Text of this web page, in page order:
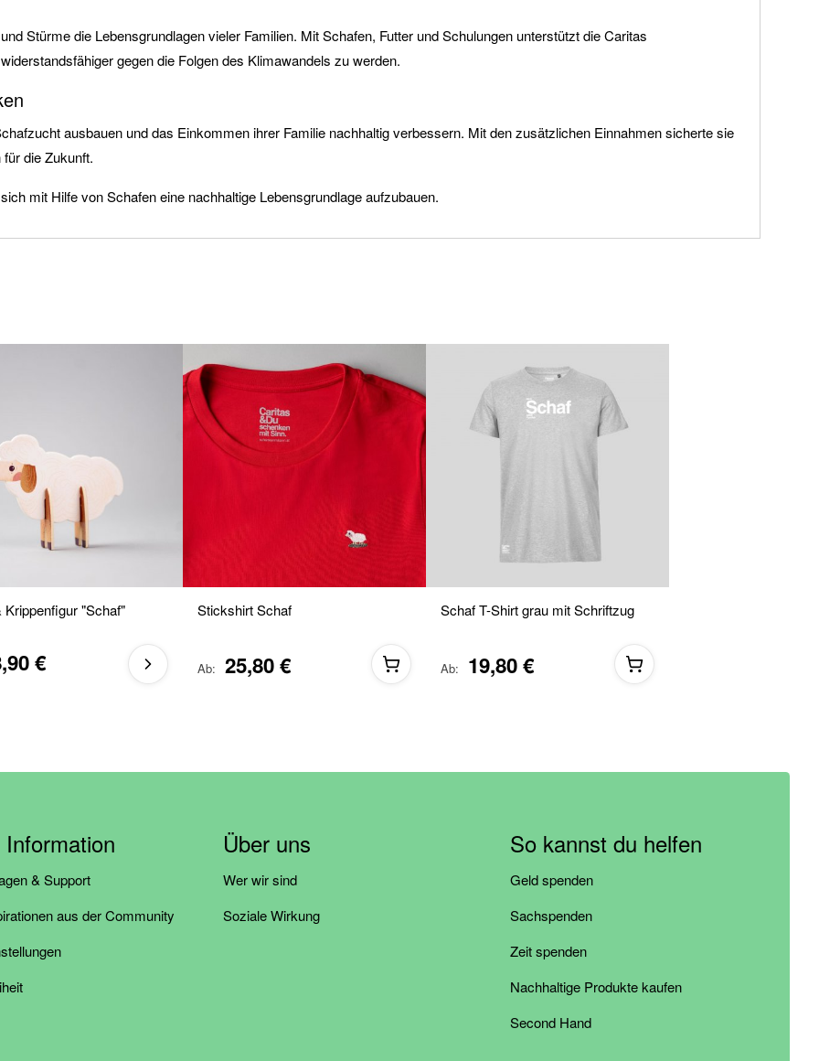
Stürme die Lebensgrundlagen vieler Familien. Mit Schafen, Futter und Schulungen unterstützt die Caritas
gegen die Folgen des Klimawandels zu werden.
ausbauen und das Einkommen ihrer Familie nachhaltig verbessern. Mit den zusätzlichen Einnahmen sicherte sie
die Zukunft.
mit Hilfe von Schafen eine nachhaltige Lebensgrundlage aufzubauen.
Krippenfigur "Schaf"
€
Stickshirt Schaf
Ab 25,80 €
Schaf T-Shirt grau mit Schriftzug
Ab 19,80 €
& Support
aus der Community
Über uns
Wer wir sind
Soziale Wirkung
So kannst du helfen
Geld spenden
Sachspenden
Zeit spenden
Nachhaltige Produkte kaufen
Second Hand